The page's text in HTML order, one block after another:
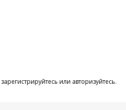
зарегистрируйтесь или авторизуйтесь.